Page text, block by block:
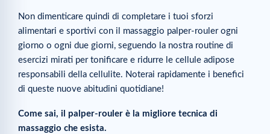
Non dimenticare quindi di completare i tuoi sforzi
alimentari e sportivi con il massaggio palper-rouler ogni
giorno o ogni due giorni, seguendo la nostra routine di
esercizi mirati per tonificare e ridurre le cellule adipose
responsabili della cellulite. Noterai rapidamente i benefici
di queste nuove abitudini quotidiane!
Come sai, il palper-rouler è la migliore tecnica di
massaggio che esista.